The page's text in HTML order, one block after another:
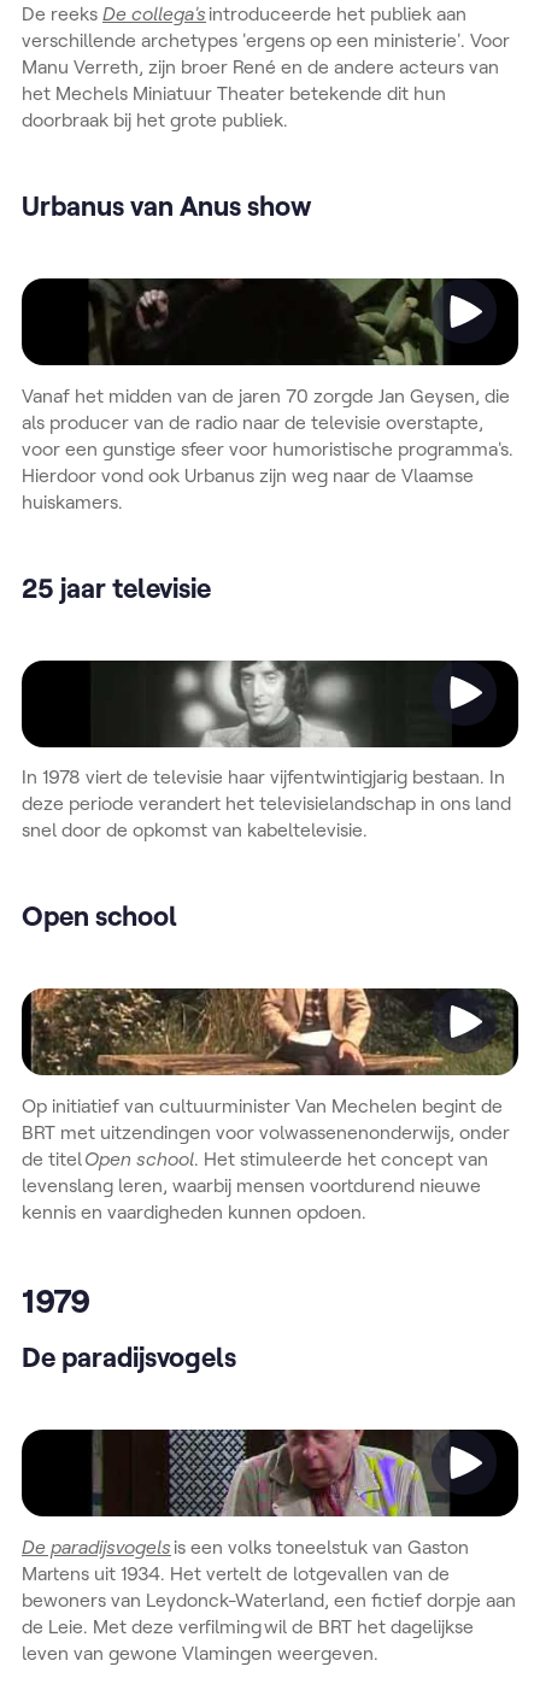
De reeks De collega's introduceerde het publiek aan
verschillende archetypes 'ergens op een ministerie'. Voor
Manu Verreth, zijn broer René en de andere acteurs van
het Mechels Miniatuur Theater betekende dit hun
doorbraak bij het grote publiek.
Urbanus van Anus show
Video
Vanaf het midden van de jaren 70 zorgde Jan Geysen, die
als producer van de radio naar de televisie overstapte,
voor een gunstige sfeer voor humoristische programma's.
Hierdoor vond ook Urbanus zijn weg naar de Vlaamse
huiskamers.
25 jaar televisie
Video
In 1978 viert de televisie haar vijfentwintigjarig bestaan. In
deze periode verandert het televisielandschap in ons land
snel door de opkomst van kabeltelevisie.
Open school
Video
Op initiatief van cultuurminister Van Mechelen begint de
BRT met uitzendingen voor volwassenenonderwijs, onder
de titel Open school. Het stimuleerde het concept van
levenslang leren, waarbij mensen voortdurend nieuwe
kennis en vaardigheden kunnen opdoen.
1979
De paradijsvogels
Video
De paradijsvogels is een volks toneelstuk van Gaston
Martens uit 1934. Het vertelt de lotgevallen van de
bewoners van Leydonck-Waterland, een fictief dorpje aan
de Leie. Met deze verfilming wil de BRT het dagelijkse
leven van gewone Vlamingen weergeven.